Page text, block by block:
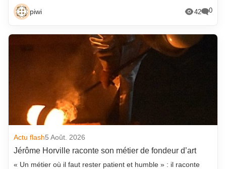
piwi 42 0
Actu flash5 Août. 2026
Jérôme Horville raconte son métier de fondeur d’art
« Un métier où il faut rester patient et humble » : il raconte